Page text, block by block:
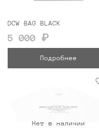
DCW BAG BLACK
5 000 ₽
Подробнее
Нет в наличии